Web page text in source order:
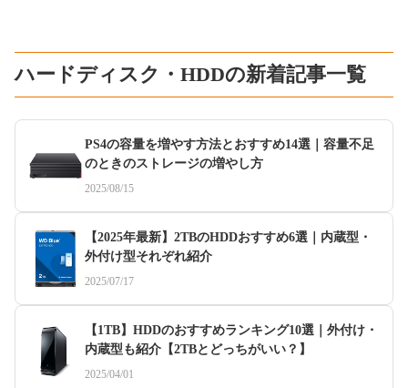
ハードディスク・HDDの新着記事一覧
PS4の容量を増やす方法とおすすめ14選｜容量不足
のときのストレージの増やし方
2025/08/15
【2025年最新】2TBのHDDおすすめ6選｜内蔵型・
外付け型それぞれ紹介
2025/07/17
【1TB】HDDのおすすめランキング10選｜外付け・
内蔵型も紹介【2TBとどっちがいい？】
2025/04/01